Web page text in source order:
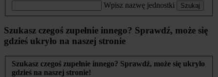
Wpisz nazwę jednostki Szukaj
Szukasz czegoś zupełnie innego? Sprawdź, może się
gdzieś ukryło na naszej stronie
Szukasz czegoś zupełnie innego? Sprawdź, może się ukryło
gdzieś na naszej stronie!